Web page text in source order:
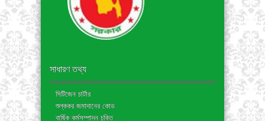
সাধারণ তথ্য
সিটিজেন চার্টার
শুল্ককর জমাদানের কোড
বার্ষিক কর্মসম্পাদন চুক্তি